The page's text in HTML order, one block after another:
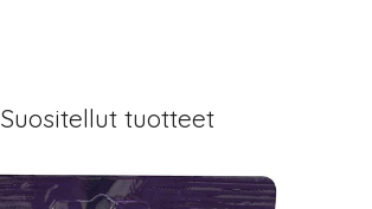
Suositellut tuotteet